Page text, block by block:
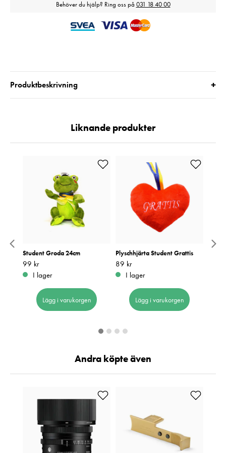
Behöver du hjälp? Ring oss på 031 18 40 00
Produktbeskrivning +
Liknande produkter
Student Groda 24cm
Pris :99 kr
99 kr
I lager
Lägg i varukorgen
Plyschhjärta Student Grattis
Pris :89 kr
89 kr
I lager
Lägg i varukorgen
Andra köpte även